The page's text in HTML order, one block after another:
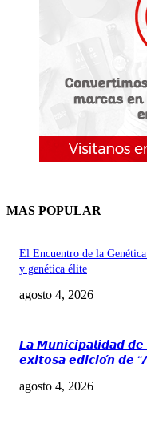
MAS POPULAR
El Encuentro de la
y genética élite
agosto 4, 2026
𝙇𝙖 𝙈𝙪𝙣𝙞𝙘𝙞𝙥𝙖𝙡𝙞𝙙𝙖𝙙
𝙚𝙭𝙞𝙩𝙤𝙨𝙖 𝙚𝙙𝙞𝙘𝙞𝙤́𝙣 𝙙𝙚
agosto 4, 2026